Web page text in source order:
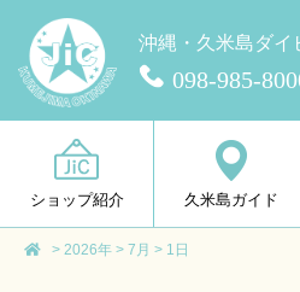
沖縄・久米島ダイ
098-985-
ショップ紹介 久米島ガイド
> 2026年 > 7月 > 1日